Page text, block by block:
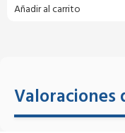
Añadir al carrito
Valoraciones